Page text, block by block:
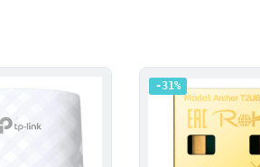
31%